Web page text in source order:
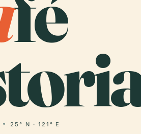
25° N · 121° E